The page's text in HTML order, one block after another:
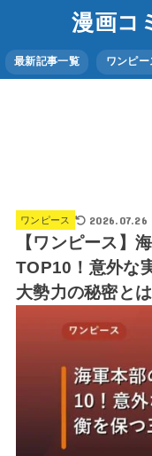
漫画コ
最新記事一覧 ワンピー
ワンピース 2026.07.26
【ワンピース】
TOP10！意外な
大勢力の秘密とは